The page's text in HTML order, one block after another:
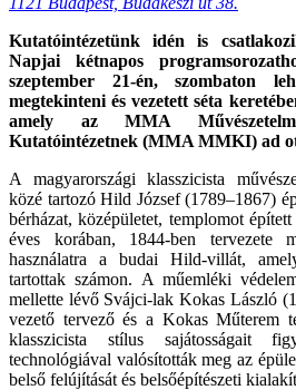
Kutatóintézetünk idén is
Napjai kétnapos
szeptember 21-én, szombaton
megtekinteni és vezetett séta
amely az MMA
Kutatóintézetnek (MMA MMKI) ad
A magyarországi klasszicista
közé tartozó Hild József (1789–1867)
bérházat, középületet, templomot
éves korában, 1844-ben tervezete
használatra a budai Hild-villát,
tartottak számon. A műemléki
mellette lévő Svájci-lak Kokas László
vezető tervező és a Kokas Műterem
klasszicista stílus sajátosságait
technológiával valósították meg az
belső felújítását és belsőépítészeti